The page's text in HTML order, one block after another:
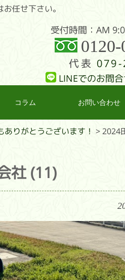
任せ下さい。
受付時間：AM
代表 079-
LINEでのお問
コラム お問い合わせ
りがとうございます！ > 2024
社 (11)